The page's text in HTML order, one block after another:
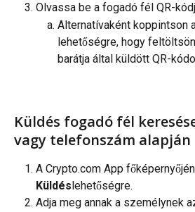
Olvassa be a fogadó fél QR-
Alternatívaként koppintson
lehetőségre, hogy
barátja által küldött QR-
Küldés fogadó fél
vagy telefonszám alapján
A Crypto.com App
Küldés lehetőségre.
Adja meg annak a személynek